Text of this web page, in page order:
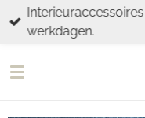
Ga
direct
de
werkdagen.